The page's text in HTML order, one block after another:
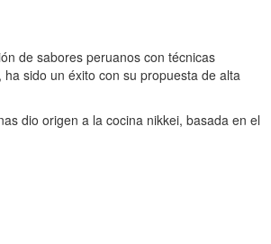
de sabores peruanos con técnicas
sido un éxito con su propuesta de alta
dio origen a la cocina nikkei, basada en el